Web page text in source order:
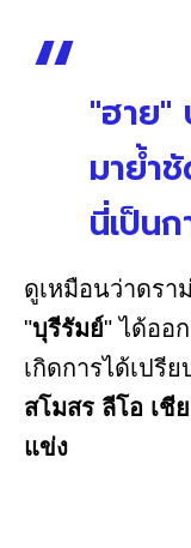
"ฮาย"
มาย้ำ
นี่เป็น
ดูเหมือนว่าดรา
"บุรีรัมย์" ได้ออ
เกิดการได้เปรี
สโมสร ลีโอ เชี
แข่ง